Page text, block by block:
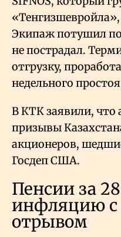
«Тенгизшевройла»,
Экипаж потушил
не пострадал.
отгрузку,
недельного
В КТК заявили, что
призывы
акционеров,
Госдеп США.
Пенсии за
инфляцию
отрывом